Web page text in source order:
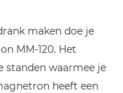
maken doe je
MM-120. Het
standen waarmee je
heeft een